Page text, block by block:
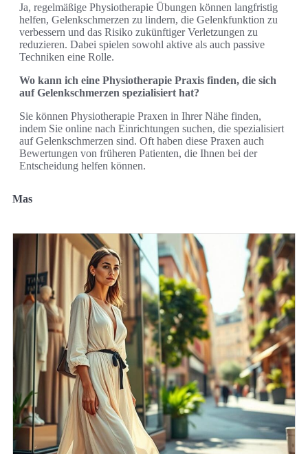
Ja, regelmäßige Physiotherapie Übungen können langfristig
helfen, Gelenkschmerzen zu lindern, die Gelenkfunktion zu
verbessern und das Risiko zukünftiger Verletzungen zu
reduzieren. Dabei spielen sowohl aktive als auch passive
Techniken eine Rolle.
Wo kann ich eine Physiotherapie Praxis finden, die sich
auf Gelenkschmerzen spezialisiert hat?
Sie können Physiotherapie Praxen in Ihrer Nähe finden,
indem Sie online nach Einrichtungen suchen, die spezialisiert
auf Gelenkschmerzen sind. Oft haben diese Praxen auch
Bewertungen von früheren Patienten, die Ihnen bei der
Entscheidung helfen können.
Mas